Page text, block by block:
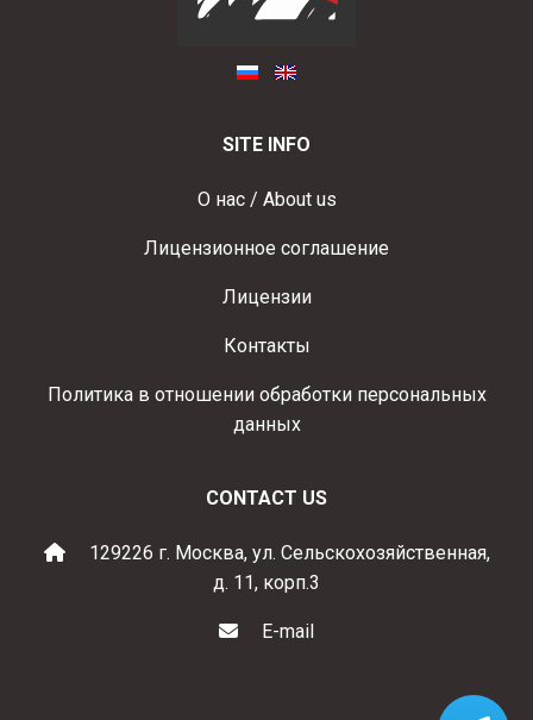
SITE INFO
О нас / About us
Лицензионное соглашение
Лицензии
Контакты
Политика в отношении обработки персональных
данных
CONTACT US
129226 г. Москва, ул. Сельскохозяйственная,
д. 11, корп.3
E-mail